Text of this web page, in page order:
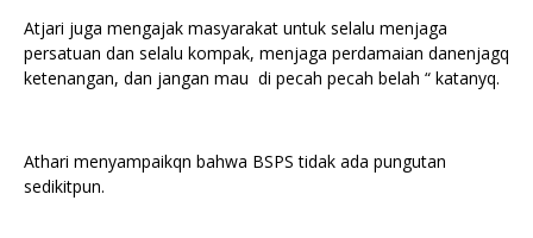
Atjari juga mengajak masyarakat untuk selalu menjaga
persatuan dan selalu kompak, menjaga perdamaian danenjagq
ketenangan, dan jangan mau di pecah pecah belah “ katanyq.
Athari menyampaikqn bahwa BSPS tidak ada pungutan
sedikitpun.